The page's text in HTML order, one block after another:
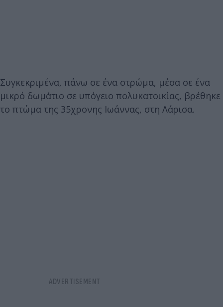
Συγκεκριμένα, πάνω σε ένα στρώμα, μέσα σε ένα
μικρό δωμάτιο σε υπόγειο πολυκατοικίας, βρέθηκε
το πτώμα της 35χρονης Ιωάννας, στη Λάρισα.